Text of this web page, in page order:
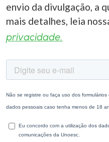
envio da divulgação, a
mais detalhes, leia
privacidade.